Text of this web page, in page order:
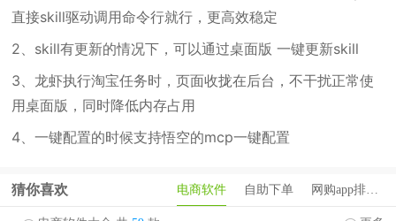
直接skill驱动调用命令行就行，更高效稳定
2、skill有更新的情况下，可以通过桌面版 一键更新skill
3、龙虾执行淘宝任务时，页面收拢在后台，不干扰正常使
用桌面版，同时降低内存占用
4、一键配置的时候支持悟空的mcp一键配置
电商软件 自助下单 网购app排行榜
猜你喜欢